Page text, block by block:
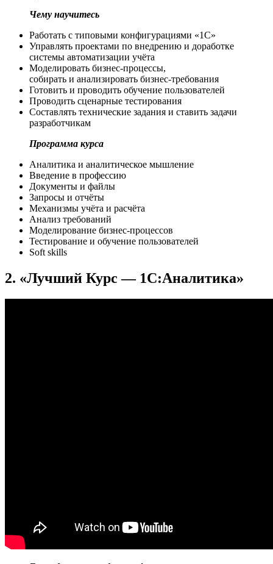
Чему научитесь
Работать с типовыми конфигурациями «1С»
Управлять проектами по внедрению и доработке
системы автоматизации учёта
Моделировать бизнес‑процессы,
собирать и анализировать бизнес‑требования
Готовить и проводить обучение пользователей
Проводить сценарные тестирования
Составлять технические задания и ставить задачи
разработчикам
Программа курса
Аналитика и аналитическое мышление
Введение в профессию
Документы и файлы
Запросы и отчёты
Механизмы учёта и расчёта
Анализ требований
Моделирование бизнес-процессов
Тестирование и обучение пользователей
Soft skills
2. «Лучший Курс — 1С:Аналитика»